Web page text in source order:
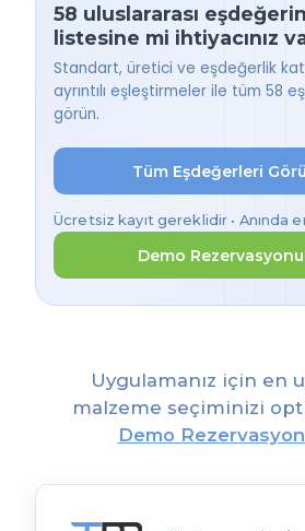
58 uluslararası
listesine mi ihtiyacınız
Standart, üretici ve eşdeğerlik
ayrıntılı eşleştirmeler ile tüm 58
görün.
Tüm Eşdeğerleri
Ücretsiz kayıt gereklidir • Anında
Demo Rezervasyonu
Uygulamanız için en
malzeme seçiminizi
Demo